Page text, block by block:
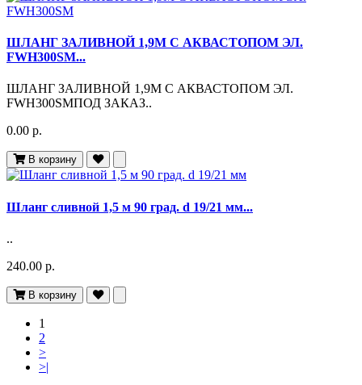
ШЛАНГ ЗАЛИВНОЙ 1,9М С АКВАСТОПОМ ЭЛ.
FWH300SM...
ШЛАНГ ЗАЛИВНОЙ 1,9М С АКВАСТОПОМ ЭЛ.
FWH300SMПОД ЗАКАЗ..
0.00 р.
В корзину
Шланг сливной 1,5 м 90 град. d 19/21 мм...
..
240.00 р.
В корзину
1
2
>
>|